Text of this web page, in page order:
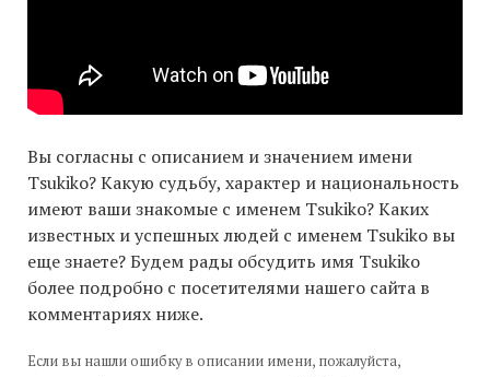
Вы согласны с описанием и значением имени
Tsukiko? Какую судьбу, характер и национальность
имеют ваши знакомые с именем Tsukiko? Каких
известных и успешных людей с именем Tsukiko вы
еще знаете? Будем рады обсудить имя Tsukiko
более подробно с посетителями нашего сайта в
комментариях ниже.
Если вы нашли ошибку в описании имени, пожалуйста,